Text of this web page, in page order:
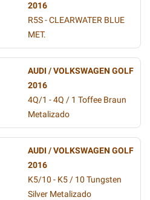
2016
R5S - CLEARWATER BLUE
MET.
AUDI / VOLKSWAGEN GOLF
2016
4Q/1 - 4Q / 1 Toffee Braun
Metalizado
AUDI / VOLKSWAGEN GOLF
2016
K5/10 - K5 / 10 Tungsten
Silver Metalizado